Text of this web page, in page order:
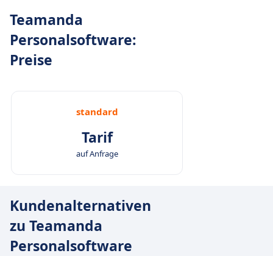
Teamanda
Personalsoftware:
Preise
standard
Tarif
auf Anfrage
Kundenalternativen
zu Teamanda
Personalsoftware